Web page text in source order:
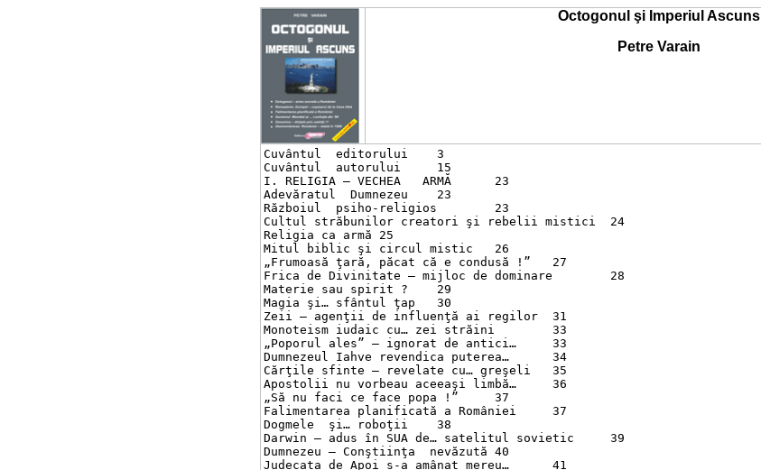
Octogonul şi Imperiul Ascuns
Petre Varain
Cuvântul  editorului	3
Cuvântul  autorului	15
I. RELIGIA – VECHEA   ARMĂ	23
Adevăratul  Dumnezeu	23
Războiul  psiho-religios	23
Cultul străbunilor creatori şi rebelii mistici	24
Religia ca armă	25
Mitul biblic şi circul mistic	26
„Frumoasă ţară, păcat că e condusă !”	27
Frica de Divinitate – mijloc de dominare	28
Materie sau spirit ?	29
Magia şi… sfântul ţap	30
Zeii – agenţii de influenţă ai regilor	31
Monoteism iudaic cu… zei străini	33
„Poporul ales” – ignorat de antici…	33
Dumnezeul Iahve revendica puterea…	34
Cărţile sfinte – revelate cu… greşeli	35
Apostolii nu vorbeau aceeaşi limbă…	36
„Să nu faci ce face popa !”	37
Falimentarea planificată a României	37
Dogmele  şi… roboţii	38
Darwin – adus în SUA de… satelitul sovietic	39
Dumnezeu – Conştiinţa  nevăzută	40
Judecata de Apoi s-a amânat mereu…	41